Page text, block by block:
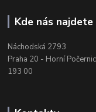
Kde nás najdete
Náchodská 2793
Praha 20 - Horní
193 00